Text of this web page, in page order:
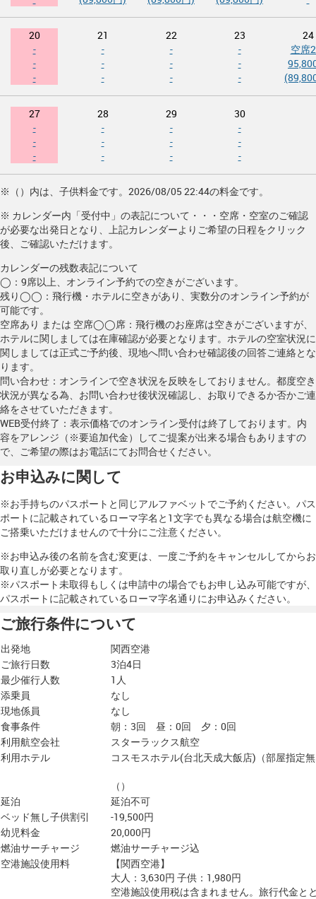
20
-
-
-
21
-
-
-
22
-
-
-
23
-
-
-
24
空席
27
-
-
-
28
-
-
-
29
-
-
-
30
-
-
-
※（）内は、子供料金です。2026/08/05 22:44の料金です。
※ カレンダー内「受付中」の表記について・・・空席・空室のご確認
が必要な出発日となり、上記カレンダーよりご希望の日程をクリック
後、ご確認いただけます。
カレンダーの残数表記について
◯ ：9席以上、オンライン予約での空きがございます。
残り◯◯ ：飛行機・ホテルに空きがあり、実数分のオンライン予約が
可能です。
空席あり または 空席◯◯席 ：飛行機のお座席は空きがございますが、
ホテルに関しましては在庫確認が必要となります。ホテルの空室状況に
関しましては正式ご予約後、現地へ問い合わせ確認後の回答ご連絡とな
ります。
問い合わせ ：オンラインで空き状況を反映をしておりません。都度空き
状況が異なる為、お問い合わせ後状況確認し、お取りできるか否かご連
絡をさせていただきます。
WEB受付終了 ：表示価格でのオンライン受付は終了しております。内
容をアレンジ（※要追加代金）してご提案が出来る場合もありますの
で、ご希望の際はお電話にてお問合せください。
お申込みに関して
※お手持ちのパスポートと同じアルファベットでご予約ください。パス
ポートに記載されているローマ字名と1文字でも異なる場合は航空機に
ご搭乗いただけませんので十分にご注意ください。
※お申込み後の名前を含む変更は、一度ご予約をキャンセルしてからお
取り直しが必要となります。
※パスポート未取得もしくは申請中の場合でもお申し込み可能ですが、
パスポートに記載されているローマ字名通りにお申込みください。
ご旅行条件について
出発地
関西空港
ご旅行日数
3泊4日
最少催行人数
1人
添乗員
なし
現地係員
なし
食事条件
朝：3回 昼：0回 夕：0回
利用航空会社
スターラックス航空
利用ホテル
コスモスホテル(台北天成大飯店)（部屋指定
（）
延泊
延泊不可
ベッド無し子供割引
-19,500円
幼児料金
20,000円
燃油サーチャージ
燃油サーチャージ込
空港施設使用料
【関西空港】
大人：3,630円 子供：1,980円
空港施設使用税は含まれません。旅行代金と